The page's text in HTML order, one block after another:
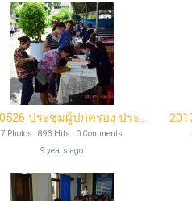
20170526 ประชุมผู้ปกครอง ประจำปีการศึกษา 2560
7 Photos ‧ 893 Hits ‧ 0 Comments
9 years ago